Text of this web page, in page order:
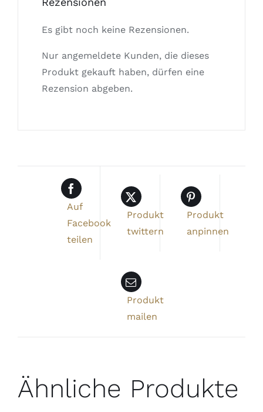
Es gibt noch keine Rezensionen.
Nur angemeldete Kunden, die dieses
Produkt gekauft haben, dürfen eine
Rezension abgeben.
Auf
Facebook
teilen
Produkt
twittern
Produkt
anpinnen
Produkt
mailen
Ähnliche Produkte